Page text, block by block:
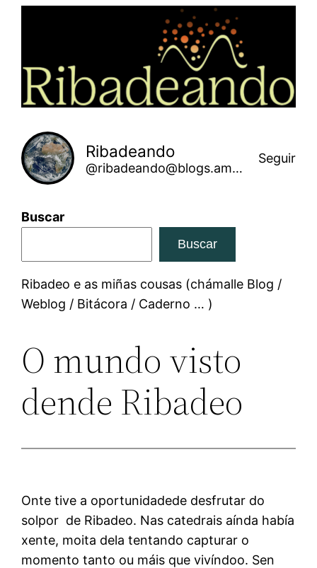
Ribadeando
@ribadeando@blogs.amarinha.gal
Seguir
Buscar
Buscar
Ribadeo e as miñas cousas (chámalle Blog /
Weblog / Bitácora / Caderno … )
O mundo visto
dende Ribadeo
Onte tive a oportunidadede desfrutar do
solpor de Ribadeo. Nas catedrais aínda había
xente, moita dela tentando capturar o
momento tanto ou máis que vivíndoo. Sen